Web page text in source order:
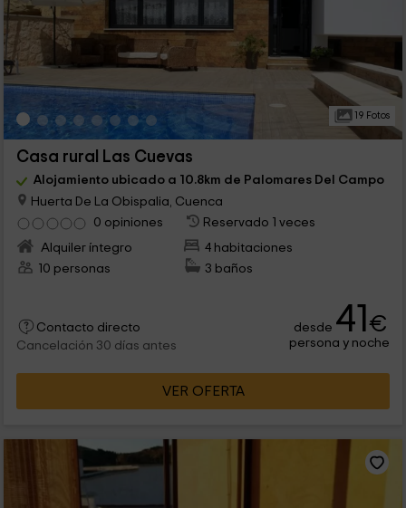
19 Fotos
Casa rural Las Cuevas
Alojamiento ubicado a 10.8km de Palomares Del Campo
Huerta De La Obispalia, Cuenca
0 opiniones
Reservado 1 veces
Alquiler íntegro
4 habitaciones
10 personas
3 baños
Contacto directo
Cancelación 30 días antes
desde 41€
persona y noche
VER OFERTA